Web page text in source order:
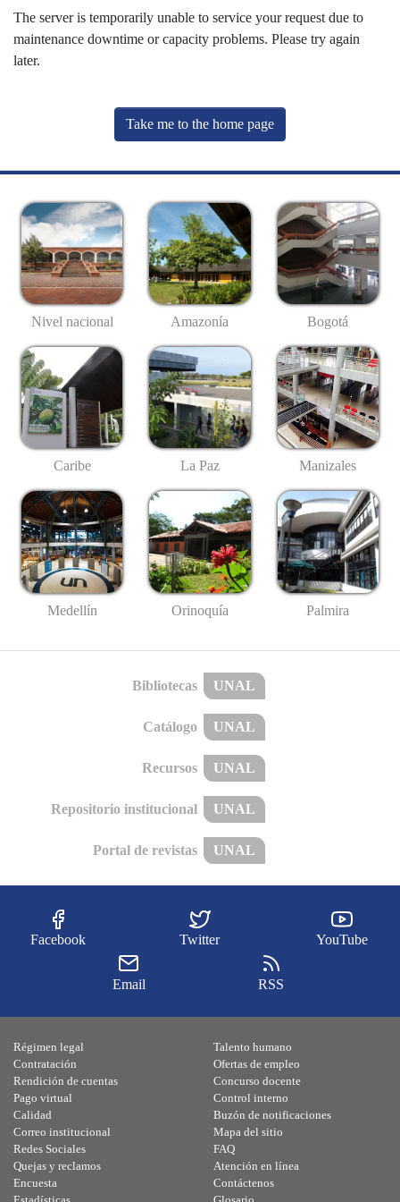
The server is temporarily unable to service your request due to
maintenance downtime or capacity problems. Please try again
later.
Take me to the home page
Nivel nacional Amazonía Bogotá
Caribe La Paz Manizales
Medellín Orinoquía Palmira
Bibliotecas UNAL
Catálogo UNAL
Recursos UNAL
Repositorio institucional UNAL
Portal de revistas UNAL
Facebook Twitter YouTube
Email RSS
Régimen legal
Contratación
Rendición de cuentas
Pago virtual
Calidad
Talento humano
Ofertas de empleo
Concurso docente
Control interno
Buzón de notificaciones
Correo institucional
Redes Sociales
Quejas y reclamos
Encuesta
Mapa del sitio
FAQ
Atención en línea
Contáctenos